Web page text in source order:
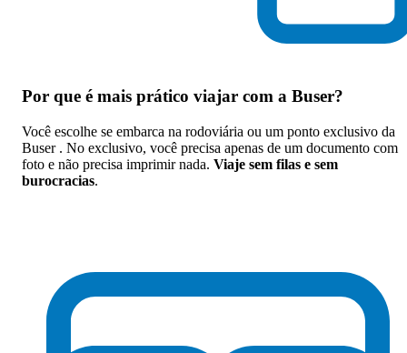
Por que é mais prático viajar com a Buser?
Você escolhe se embarca na rodoviária ou um ponto exclusivo da
Buser . No exclusivo, você precisa apenas de um documento com
foto e não precisa imprimir nada. Viaje sem filas e sem
burocracias.